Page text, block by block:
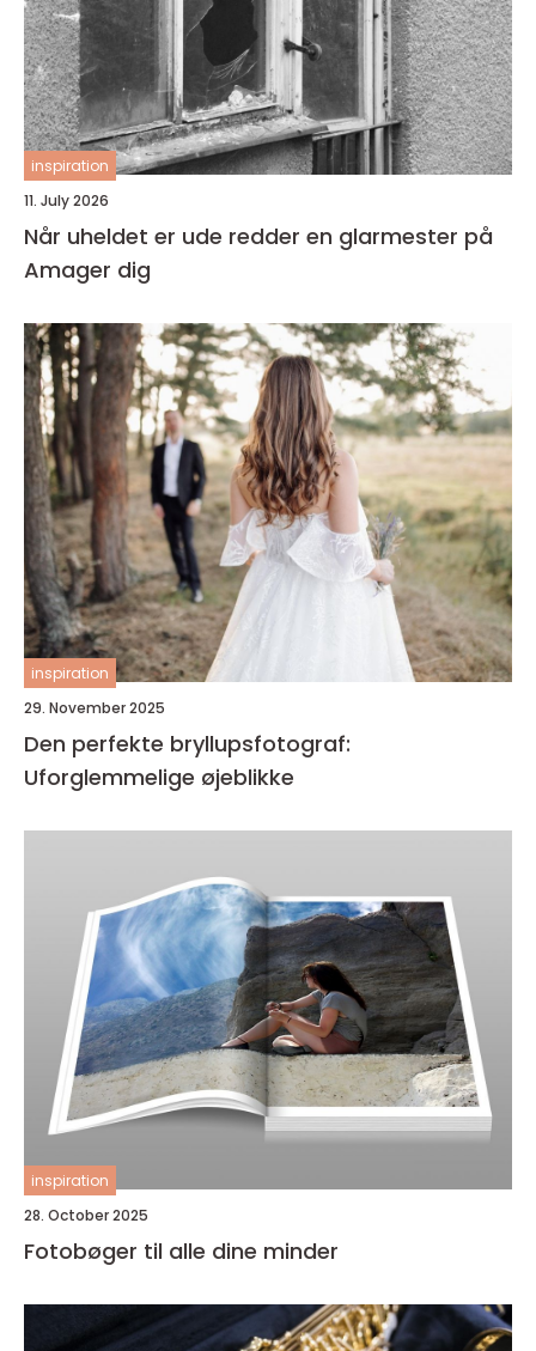
inspiration
11. July 2026
Når uheldet er ude redder en glarmester på
Amager dig
inspiration
29. November 2025
Den perfekte bryllupsfotograf:
Uforglemmelige øjeblikke
inspiration
28. October 2025
Fotobøger til alle dine minder